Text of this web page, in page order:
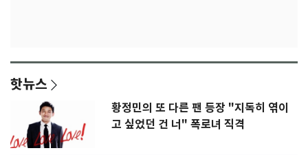
핫뉴스
황정민의 또 다른 팬 등장 "지독히 엮이
고 싶었던 건 너" 폭로녀 직격